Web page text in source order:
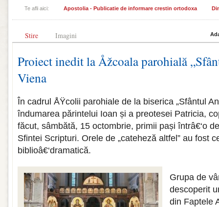
Te afli aici: Apostolia - Publicatie de informare crestin ortodoxa
Stire Imagini
Proiect inedit la Åžcoala parohială
Viena
În cadrul ÅŸcolii parohiale de la biserica „Sfântul
îndumarea părintelui Ioan și a preotesei Patricia,
făcut, sâmbătă, 15 octombrie, primii pași întrâ€‘o
Sfintei Scripturi. Orele de „cateheză altfel” au fost
biblioâ€‘dramatică.
Grupa de
descoperit
din Faptele